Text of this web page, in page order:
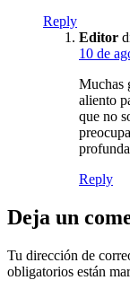
Reply
Editor
10 de
Muchas
aliento
que no
Reply
Deja un
Tu dirección de
obligatorios están